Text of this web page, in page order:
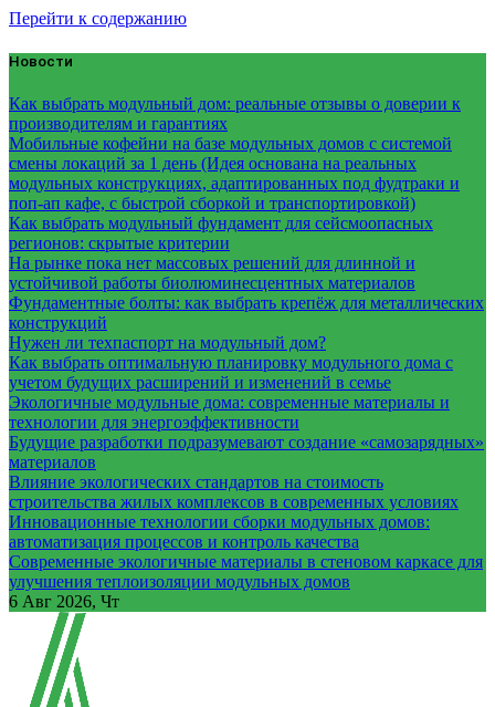
Перейти к содержанию
Новости
Как выбрать модульный дом: реальные отзывы о доверии к
производителям и гарантиях
Мобильные кофейни на базе модульных домов с системой
смены локаций за 1 день (Идея основана на реальных
модульных конструкциях, адаптированных под фудтраки и
поп-ап кафе, с быстрой сборкой и транспортировкой)
Как выбрать модульный фундамент для сейсмоопасных
регионов: скрытые критерии
На рынке пока нет массовых решений для длинной и
устойчивой работы биолюминесцентных материалов
Фундаментные болты: как выбрать крепёж для металлических
конструкций
Нужен ли техпаспорт на модульный дом?
Как выбрать оптимальную планировку модульного дома с
учетом будущих расширений и изменений в семье
Экологичные модульные дома: современные материалы и
технологии для энергоэффективности
Будущие разработки подразумевают создание «самозарядных»
материалов
Влияние экологических стандартов на стоимость
строительства жилых комплексов в современных условиях
Инновационные технологии сборки модульных домов:
автоматизация процессов и контроль качества
Современные экологичные материалы в стеновом каркасе для
улучшения теплоизоляции модульных домов
6 Авг 2026, Чт